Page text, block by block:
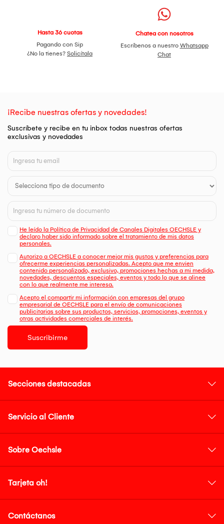
Hasta 36 cuotas
Pagando con Sip
¿No la tienes? Solicítala
Chatea con nosotros
Escríbenos a nuestro Whatsapp
Chat
¡Recibe nuestras ofertas y novedades!
Suscríbete y recibe en tu inbox todas nuestras ofertas
exclusivas y novedades
He leído la Política de Privacidad de Canales Digitales OECHSLE y
declaro haber sido informado sobre el tratamiento de mis datos
personales.
Autorizo a OECHSLE a conocer mejor mis gustos y preferencias para
ofrecerme experiencias personalizadas. Acepto que me envien
contenido personalizado, exclusivo, promociones hechas a mi medida,
novedades, descuentos especiales, eventos y todo lo que se alinee
con lo que realmente me interesa.
Acepto el compartir mi información con empresas del grupo
empresarial de OECHSLE para el envío de comunicaciones
publicitarias sobre sus productos, servicios, promociones, eventos y
otras actividades comerciales de interés.
Suscribirme
Secciones destacadas
Servicio al Cliente
Sobre Oechsle
Tarjeta oh!
Contáctanos